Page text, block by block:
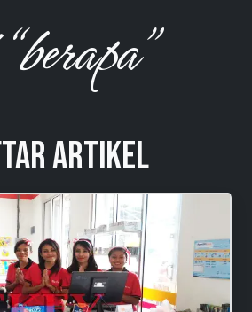
Artikel